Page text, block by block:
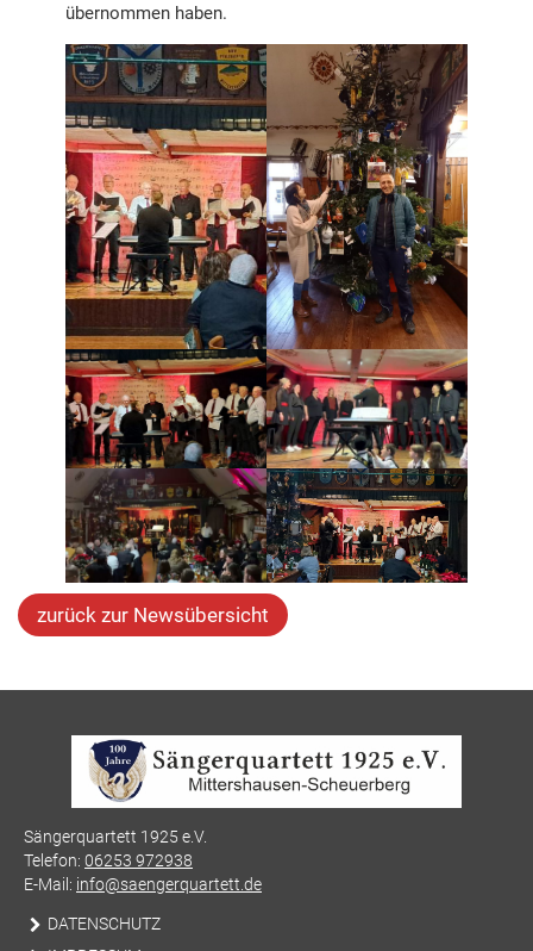
übernommen haben.
zurück zur Newsübersicht
Sängerquartett 1925 e.V.
Telefon: 06253 972938
E-Mail: info@saengerquartett.de
DATENSCHUTZ